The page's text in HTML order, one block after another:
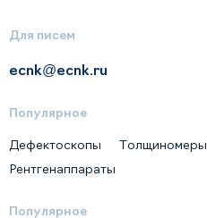
Для писем
ecnk@ecnk.ru
Популярное
Дефектоскопы Толщиномеры
Рентгенаппараты
Популярное